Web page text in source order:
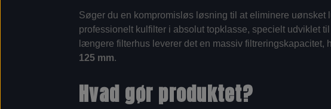
Søger du en kompromisløs løsning til at eliminere
professionelt kulfilter i absolut topklasse, specielt udviklet
længere filterhus leverer det en massiv
125 mm.
Hvad gør produktet?